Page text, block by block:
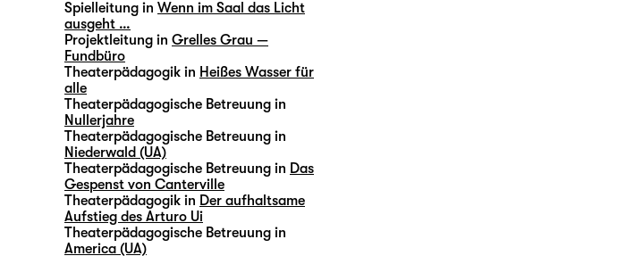
Spielleitung in Wenn im Saal das Licht
ausgeht …
Projektleitung in Grelles Grau —
Fundbüro
Theaterpädagogik in Heißes Wasser für
alle
Theaterpädagogische Betreuung in
Nullerjahre
Theaterpädagogische Betreuung in
Niederwald (UA)
Theaterpädagogische Betreuung in Das
Gespenst von Canterville
Theaterpädagogik in Der aufhaltsame
Aufstieg des Arturo Ui
Theaterpädagogische Betreuung in
America (UA)